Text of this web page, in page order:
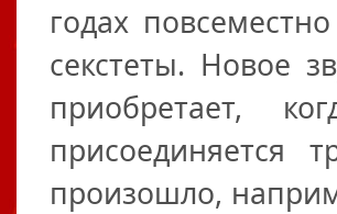
годах
секстеты. Новое
приобретает,
присоединяется
произошло,